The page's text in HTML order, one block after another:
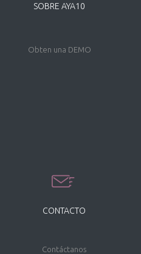
SOBRE AYA10
Obten una DEMO
CONTACTO
Contáctanos